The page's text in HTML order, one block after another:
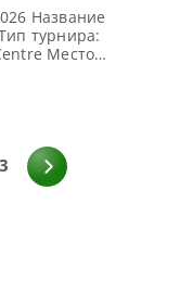
Название
турнира:
Место
страна): Юйшань
Ворлд Опен 2026